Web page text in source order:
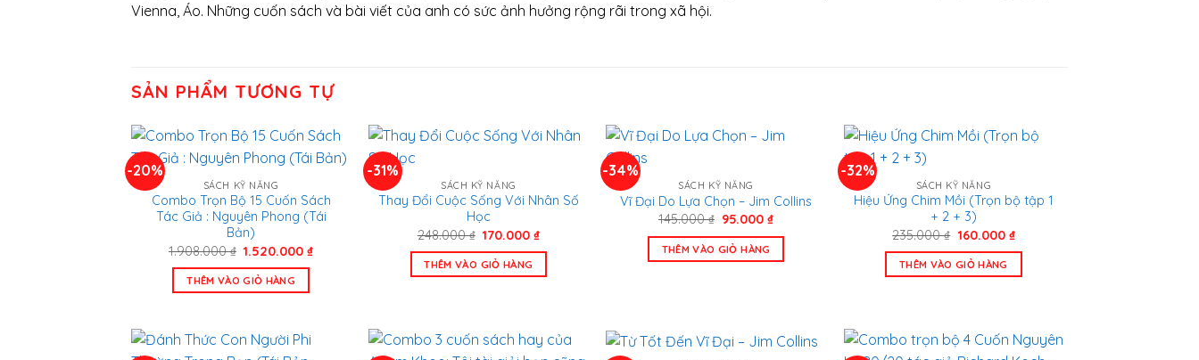
Vienna, Áo. Những cuốn sách và bài viết của anh có sức ảnh hưởng rộng rãi trong xã hội.
SẢN PHẨM TƯƠNG TỰ
-20%
SÁCH KỸ NĂNG
Combo Trọn Bộ 15 Cuốn Sách
Tác Giả : Nguyên Phong (Tái
Bản)
1.908.000₫ Giá
là:
1.908.000 ₫.
1.520.000₫Giá
THÊM VÀO GIỎ HÀNG
-31%
SÁCH KỸ NĂNG
Thay Đổi Cuộc Sống Với Nhân Số
Học
248.000₫ Giá
là:
248.000 ₫.
170.000₫Giá
là:
THÊM VÀO GIỎ HÀNG
-34%
SÁCH KỸ NĂNG
Vĩ Đại Do Lựa Chọn – Jim Collins
145.000₫ Giá
là:
145.000 ₫.
95.000₫Giá
THÊM VÀO GIỎ HÀNG
-32%
SÁCH KỸ NĂNG
Hiệu Ứng Chim Mồi (Trọn bộ tập 1
+ 2 + 3)
235.000₫ Giá
là:
235.000 ₫.
160.000 ₫Giá
là:
THÊM VÀO GIỎ HÀNG